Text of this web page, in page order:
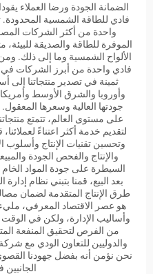
الضمانة الجودة ورضا العملاء
فادي للطاقة الشمسية
واحدة من أكثر الشركات
الموفرة للطاقة والصديقة
الألواح الشمسية وما إلى ذلك.
فادي واحدة من أبرز الشركات في
ثمينة في تصدير منتجاتنا إلى
وأوروبا والشرق الأوسط
جودتها العالية وسعرها
على مستوى العالم، تتمتع
لتقديم خدمة أكثر اعتناءً
وتحسين تقنيات الإنتاج وأسلوب
والإنتاج والفحص الجودة
السيطرة على جودة المواد
طرق الإنتاج المتقدمة لضمان
هو عصر الاقتصاد المعرفي،
وأساليب الإدارة، ولكن في الوقت
من الفرص لتحقيق المنفعة
والدوليين للتعاون الودي مع
نحن نؤمن أنه بفضل جهودنا
الجانبين